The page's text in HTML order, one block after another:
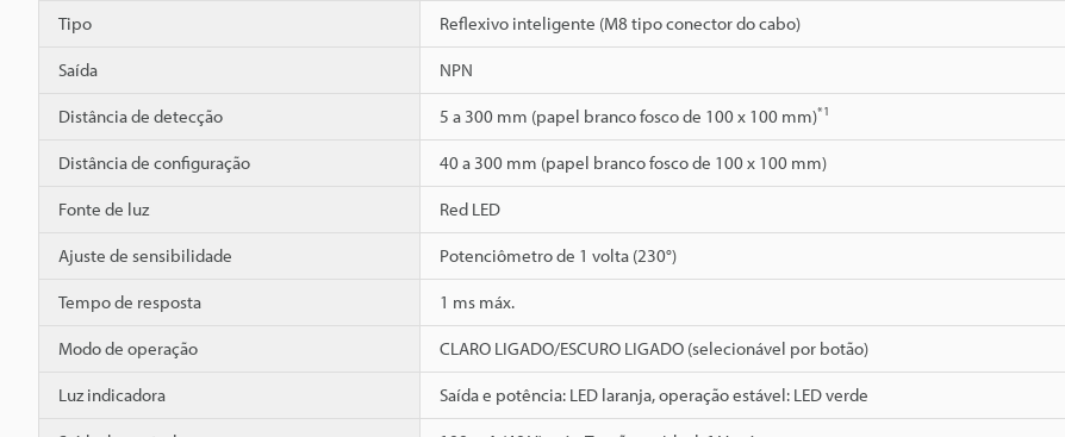
Tipo Reflexivo inteligente (M8 tipo conector do cabo)
Saída NPN
Distância de detecção 5 a 300 mm (papel branco fosco de 100 x 100 mm)*1
Distância de configuração 40 a 300 mm (papel branco fosco de 100 x 100 mm)
Fonte de luz Red LED
Ajuste de sensibilidade Potenciômetro de 1 volta (230°)
Tempo de resposta 1 ms máx.
Modo de operação CLARO LIGADO/ESCURO LIGADO (selecionável por botão)
Luz indicadora Saída e potência: LED laranja, operação estável: LED verde